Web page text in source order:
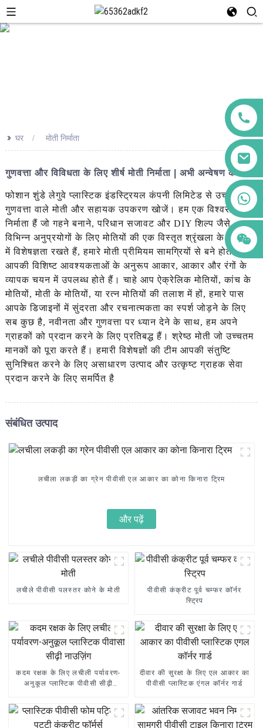
+86 123456789122
>> घर मोती निर्माता
गुणवत्ता और विविधता के लिए शीर्ष मोती निर्माता | अभी अन्वेषण करें
फोशान शुंडे लेगुवे प्लास्टिक इंडस्ट्रियल कंपनी लिमिटेड से उच्च
गुणवत्ता वाले मोती और सहायक उपकरण खोजें। हम एक विश्वसनीय
निर्माता हैं जो गहने बनाने, परिधान सजावट और DIY शिल्प जैसे
विभिन्न अनुप्रयोगों के लिए मोतियों की एक विस्तृत श्रृंखला के उत्पादन
में विशेषज्ञता रखते हैं, हमारे मोती प्रीमियम सामग्रियों से बने होते हैं और
आपकी विशिष्ट आवश्यकताओं के अनुरूप आकार, आकार और रंगों के
व्यापक चयन में उपलब्ध होते हैं। चाहे आप ऐक्रेलिक मोतियों, कांच के
मोतियों, मोती के मोतियों, या रत्न मोतियों की तलाश में हों, हमारे पास
आपके डिजाइनों में सुंदरता और रचनात्मकता का स्पर्श जोड़ने के लिए
सब कुछ है, नवीनता और गुणवत्ता पर ध्यान देने के साथ, हम अपने
ग्राहकों को प्रदान करने के लिए प्रतिबद्ध हैं। श्रेष्ठ मोती जो उच्चतम
मानकों को पूरा करते हैं। हमारी विशेषज्ञों की टीम आपकी संतुष्टि
सुनिश्चित करने के लिए असाधारण उत्पाद और उत्कृष्ट ग्राहक सेवा
प्रदान करने के लिए समर्पित है
संबंधित उत्पाद
लचीला लकड़ी का ग्रेन पीवीसी एल आकार का कोना किनारा ट्रिम
और पढ़ें
लचीले पीवीसी पलस्तर कोने के मोती
पीवीसी कंक्रीट पूर्व चम्फर कॉर्नर
स्ट्रिप
कदम रक्षक के लिए लचीली पर्यावरण-
अनुकूल प्लास्टिक पीवीसी सीढ़ी
दीवार की सुरक्षा के लिए एल आकार का
पीवीसी प्लास्टिक एंगल कॉर्नर गार्ड